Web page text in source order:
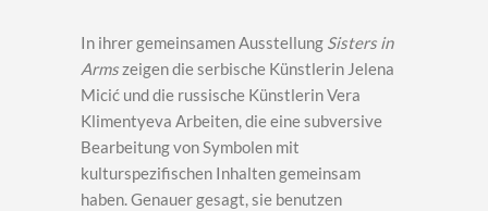
In ihrer gemeinsamen Ausstellung Sisters in
Armszeigen die serbische Künstlerin Jelena
Micić und die russische Künstlerin Vera
Klimentyeva Arbeiten, die eine subversive
Bearbeitung von Symbolen mit
kulturspezifischen Inhalten gemeinsam
haben. Genauer gesagt, sie benutzen